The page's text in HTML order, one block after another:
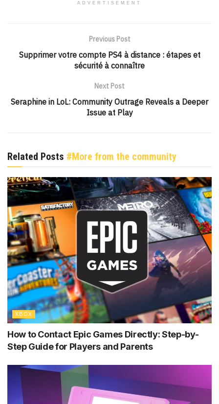
ADVERTISEMENT
Previous Post
Supprimer votre compte PS4 à distance : étapes et
sécurité à connaître
Next Post
Seraphine in LoL: Community Outrage Reveals a Deeper
Issue at Play
Related Posts #More from the community
XBOX
How to Contact Epic Games Directly: Step-by-
Step Guide for Players and Parents